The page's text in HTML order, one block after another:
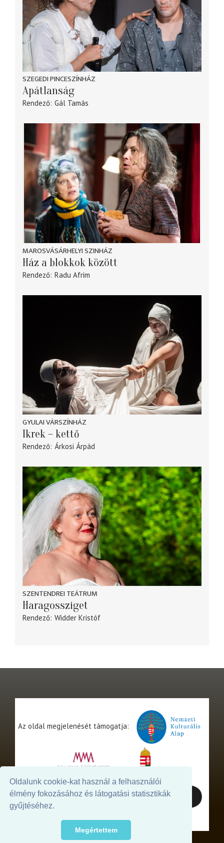
Oldalunk cookie-kat használ a felhasználói
élmény fokozásához és látogatási statisztikák
gyűjtéséhez.
Megértettem
SZEGEDI PINCESZÍNHÁZ
Apátlanság
Rendező Gál Tamás
MAROSVÁSÁRHELYI SZINHÁZ
Ház a blokkok között
Rendező Radu Afrim
GYULAI VÁRSZÍNHÁZ
Ikrek – kettő
Rendező Árkosi Árpád
SZENTENDREI TEÁTRUM
Haragossziget
Rendező Widder Kristóf
Az oldal megjelenését támogatja: